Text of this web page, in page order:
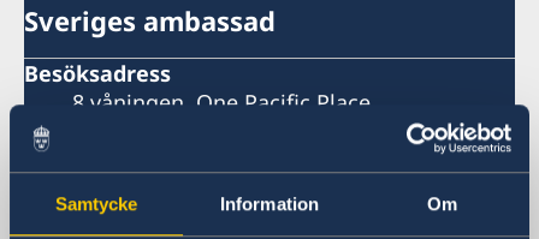
Samtycke Information Om
Sveriges ambassad
Besöksadress
8 våningen, One Pacific Place
Ambassaden ligger bredvid Landmark